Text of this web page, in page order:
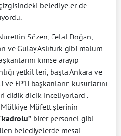
belediyeler de
Sözen, Celal Doğan,
ve Gülay Aslıtürk gibi malum
kimse arayıp
yetkilileri, başta Ankara ve
FP’li başkanların kusurlarını
didik didik inceliyorlardı.
Mülkiye Müfettişlerinin
birer personel gibi
belediyelerde mesai